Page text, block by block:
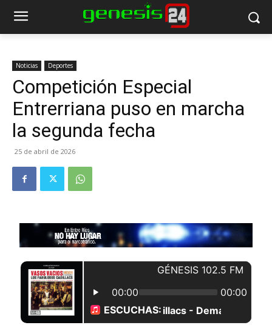
Noticias Deportes
Competición Especial
Entrerriana puso en marcha
la segunda fecha
25 de abril de 2026